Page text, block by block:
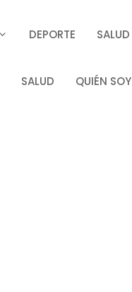
DEPORTE SALUD
SALUD QUIÉN SOY